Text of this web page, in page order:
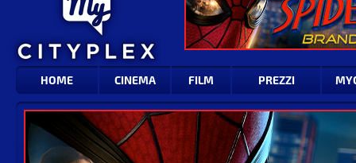
HOME CINEMA FILM PREZZI